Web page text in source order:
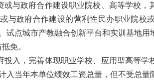
或与政府合作建设职业院校、高等学校
与政府合作建设的营利性民办职业院校
试点城市产教融合创新平台和实训基地
免。
投入，完善体现职业学校、应用型高等
入当年本单位绩效工资总量，但不受总量